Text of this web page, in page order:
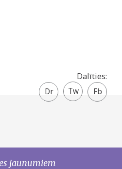
Dalīties:
Facebook
share
Twitter
jaunumiem